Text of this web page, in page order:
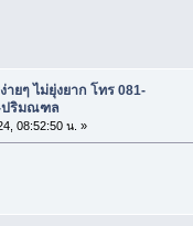
ยๆ ไม่ยุ่งยาก โทร 081-
-ปริมณฑล
08:52:50 น. »